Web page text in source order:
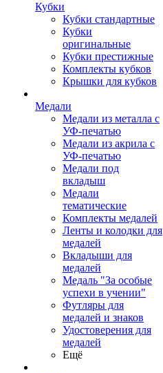
Кубки
Кубки стандартные
Кубки
оригинальные
Кубки престижные
Комплекты кубков
Крышки для кубков
Медали
Медали из металла с
УФ-печатью
Медали из акрила с
УФ-печатью
Медали под
вкладыш
Медали
тематические
Комплекты медалей
Ленты и колодки для
медалей
Вкладыши для
медалей
Медаль "За особые
успехи в учении"
Футляры для
медалей и знаков
Удостоверения для
медалей
Ещё